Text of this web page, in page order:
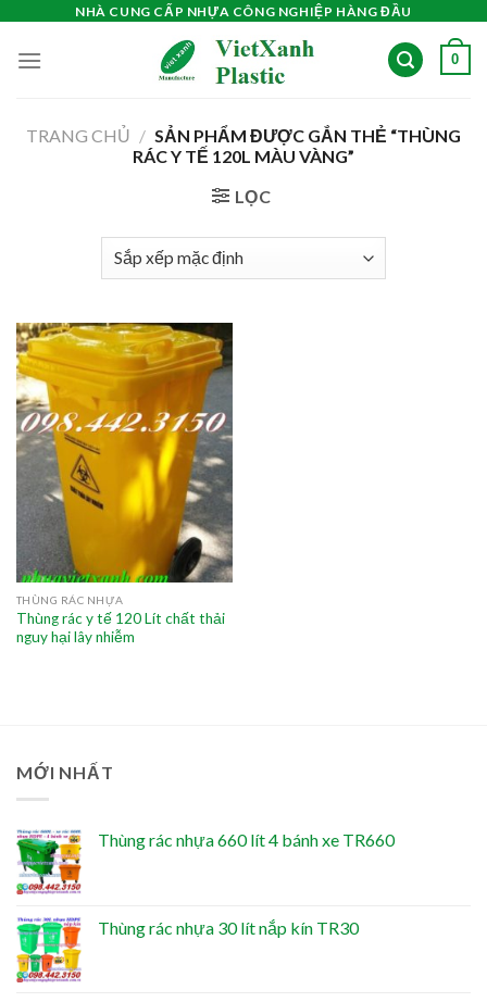
content
NHÀ CUNG CẤP NHỰA CÔNG NGHIỆP HÀNG ĐẦU
0
TRANG CHỦ / SẢN PHẨM ĐƯỢC GẮN THẺ “THÙNG
RÁC Y TẾ 120L MÀU VÀNG”
LỌC
THÙNG RÁC NHỰA
Thùng rác y tế 120 Lít chất thải
nguy hại lây nhiễm
MỚI NHẤT
Thùng rác nhựa 660 lít 4 bánh xe TR660
Thùng rác nhựa 30 lít nắp kín TR30